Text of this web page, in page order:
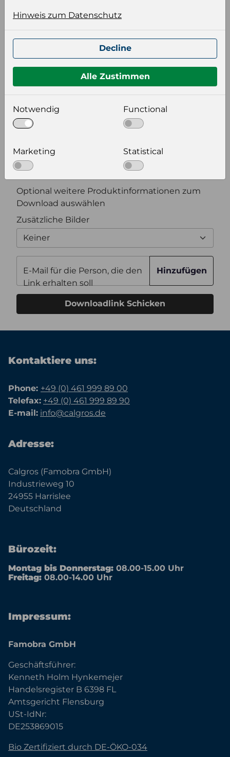
Bildeinstellungen
wählen Sie eine Auflösung für Ihr Bild aus
Optional weitere Produktinformationen zum
Download auswählen
Zusätzliche Bilder
Keiner
E-Mail für die Person, die den
Link erhalten soll
Hinzufügen
Downloadlink Schicken
Kontaktiere uns:
Phone: +49 (0) 461 999 89 00
Telefax: +49 (0) 461 999 89 90
E-mail: info@calgros.de
Adresse:
Calgros (Famobra GmbH)
Industrieweg 10
24955 Harrislee
Deutschland
Bürozeit:
Montag bis Donnerstag: 08.00-15.00 Uhr
Freitag: 08.00-14.00 Uhr
Impressum:
Famobra GmbH
Geschäftsführer:
Kenneth Holm Hynkemejer
Handelsregister B 6398 FL
Amtsgericht Flensburg
USt-IdNr:
DE253869015
Bio Zertifiziert durch DE-ÖKO-034
Hinweis zum Datenschutz
Decline
Alle Zustimmen
Notwendig Functional
Marketing Statistical